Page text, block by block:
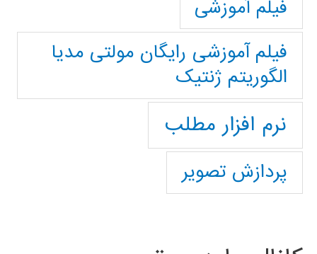
فیلم آموزشی
فیلم آموزشی رایگان مولتی مدیا
الگوریتم ژنتیک
نرم افزار مطلب
پردازش تصویر